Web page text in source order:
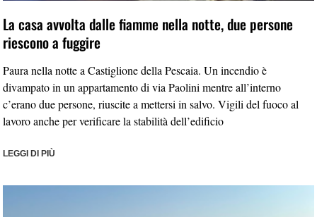
La casa avvolta dalle fiamme nella notte, due persone
riescono a fuggire
Paura nella notte a Castiglione della Pescaia. Un incendio è
divampato in un appartamento di via Paolini mentre all’interno
c’erano due persone, riuscite a mettersi in salvo. Vigili del fuoco al
lavoro anche per verificare la stabilità dell’edificio
LEGGI DI PIÙ